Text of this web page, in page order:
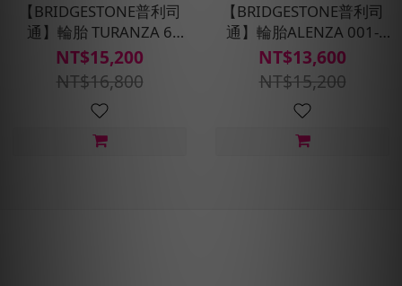
【BRIDGESTONE普利司
通】輪胎 TURANZA 6
-215/60R17_四入組(含安
裝定位平衡)
NT$15,200
NT$16,800
【BRIDGESTONE普利司
通】輪胎ALENZA 001-
215/60R17_四入組(含安裝
定位平衡)
NT$13,600
NT$15,200